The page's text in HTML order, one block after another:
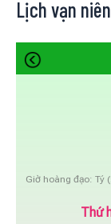
Lịch vạn niên
Giờ hoàng đạo: Tý
Thứ